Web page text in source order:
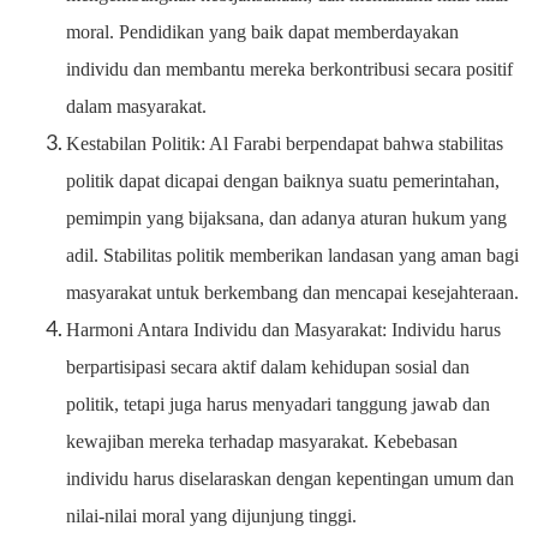
moral. Pendidikan yang baik dapat memberdayakan
individu dan membantu mereka berkontribusi secara positif
dalam masyarakat.
Kestabilan Politik: Al Farabi berpendapat bahwa stabilitas
politik dapat dicapai dengan baiknya suatu pemerintahan,
pemimpin yang bijaksana, dan adanya aturan hukum yang
adil. Stabilitas politik memberikan landasan yang aman bagi
masyarakat untuk berkembang dan mencapai kesejahteraan.
Harmoni Antara Individu dan Masyarakat: Individu harus
berpartisipasi secara aktif dalam kehidupan sosial dan
politik, tetapi juga harus menyadari tanggung jawab dan
kewajiban mereka terhadap masyarakat. Kebebasan
individu harus diselaraskan dengan kepentingan umum dan
nilai-nilai moral yang dijunjung tinggi.